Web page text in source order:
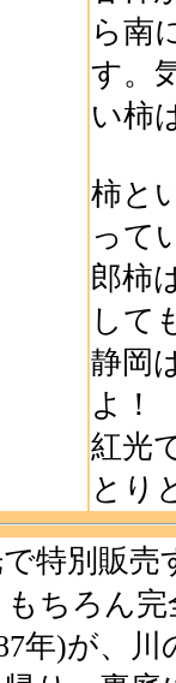
ら南
す。
い柿
柿と
って
郎柿
して
静岡
よ！
紅光
とり
特別販売
ちろん
年)が、